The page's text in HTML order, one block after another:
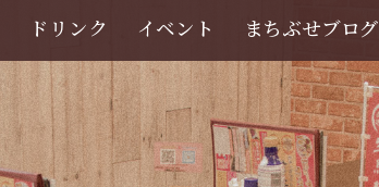
ドリンク イベント まちぶせブログ